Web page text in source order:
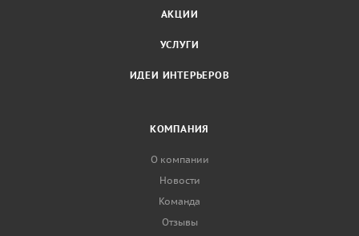
АКЦИИ
УСЛУГИ
ИДЕИ ИНТЕРЬЕРОВ
КОМПАНИЯ
О компании
Новости
Команда
Отзывы